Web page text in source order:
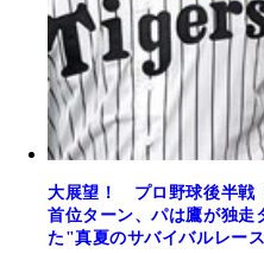
大展望！ プロ野球後半戦
首位ターン、パは鷹が独走
た"真夏のサバイバルレー